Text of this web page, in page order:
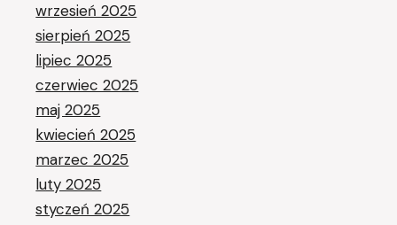
wrzesień 2025
sierpień 2025
lipiec 2025
czerwiec 2025
maj 2025
kwiecień 2025
marzec 2025
luty 2025
styczeń 2025